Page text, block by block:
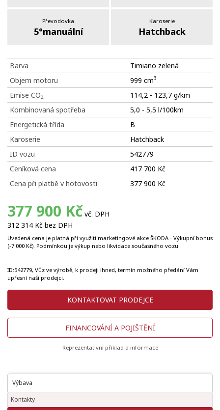
Převodovka
5°manuální
Karoserie
Hatchback
Barva
Timiano zelená
Objem motoru
999 cm3
Emise CO2
114,2 - 123,7 g/km
Kombinovaná spotřeba
5,0 - 5,5 l/100km
Energetická třída
B
Karoserie
Hatchback
ID vozu
542779
Ceníková cena
417 700 Kč
Cena při platbě v hotovosti
377 900 Kč
377 900 Kč vč. DPH
312 314 Kč bez DPH
Uvedená cena je platná při využití marketingové akce ŠKODA - Výkupní bonus
(-7.000 Kč). Podmínkou je výkup nebo likvidace současného vozu.
ID:542779, Vůz ve výrobě, k prodeji ihned, termín možného předání Vám
upřesní naši prodejci.
KONTAKTOVAT PRODEJCE
FINANCOVÁNÍ A POJIŠTĚNÍ
Reprezentativní příklad a informace
Výbava
Kontakty